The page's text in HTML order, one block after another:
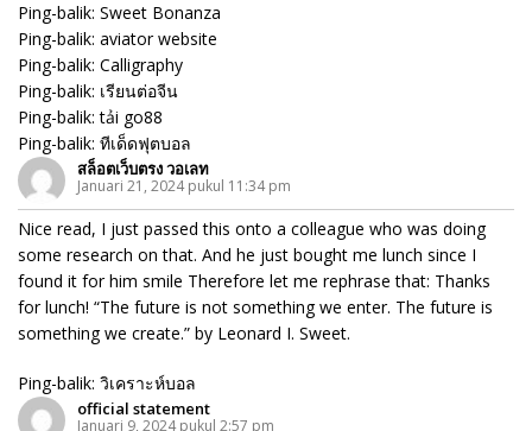
Ping-balik: Sweet Bonanza
Ping-balik: aviator website
Ping-balik: Calligraphy
Ping-balik: เรียนต่อจีน
Ping-balik:tải go88
Ping-balik: ทีเด็ดฟุตบอล
สล็อตเว็บตรง วอเลท
Januari 21, 2024 pukul 11:34 pm
Nice read, I just passed this onto a colleague who was doing
some research on that. And he just bought me lunch since I
found it for him smile Therefore let me rephrase that: Thanks
for lunch! “The future is not something we enter. The future is
something we create.” by Leonard I. Sweet.
Ping-balik: วิเคราะห์บอล
official statement
Januari 9, 2024 pukul 2:57 pm